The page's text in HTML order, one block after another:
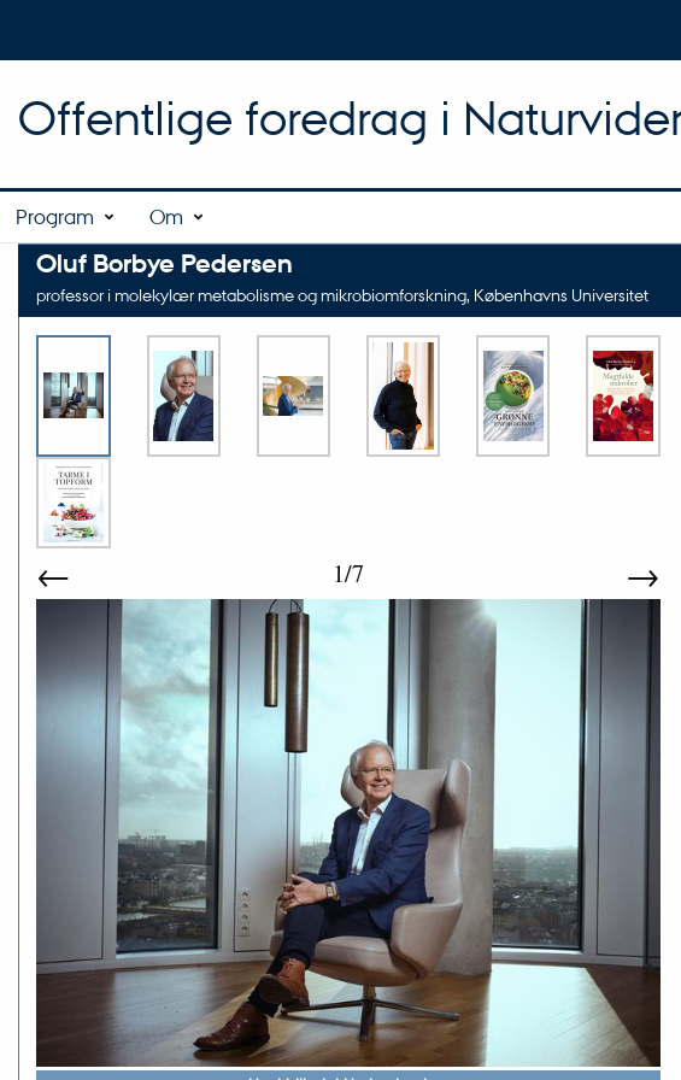
Offentlige foredrag i
Program Om
Oluf Borbye Pedersen
professor i molekylær metabolisme og mikrobiomforskning, Københavns Universitet
← 1/7 →